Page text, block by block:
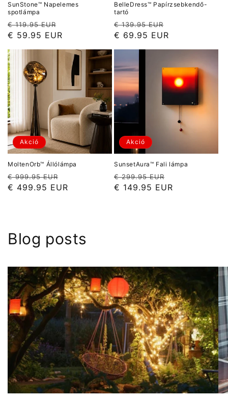
SunStone™ Napelemes
spotlámpa
Normál
ár
€ 119.95 EUR
ár
€ 59.95 EUR
BelleDress™ Papírzsebkendő-
tartó
Normál
ár
€ 139.95 EUR
ár
€ 69.95 EUR
Akció
MoltenOrb™ Állólámpa
Normál
ár
€ 999.95 EUR
ár
€ 499.95 EUR
Akció
SunsetAura™ Fali lámpa
Normál
ár
€ 299.95 EUR
ár
€ 149.95 EUR
Blog posts